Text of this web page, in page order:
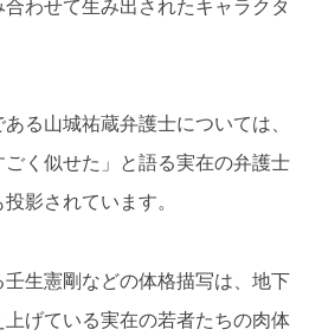
わせて生み出されたキャラクタ
る山城祐蔵弁護士については、
く似せた」と語る実在の弁護士
影されています。
生憲剛などの体格描写は、地下
げている実在の若者たちの肉体